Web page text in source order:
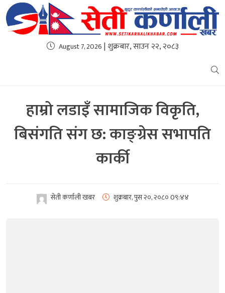
August 7, 2026 | शुक्रबार, साउन २२, २०८३
हाम्रो लडाइँ सामाजिक विकृति,
बिसंगति संग छ: काङ्ग्रेस सभापति
कार्की
सेती कर्णाली खबर शुक्रबार, पुस २०, २०८०0९:४४